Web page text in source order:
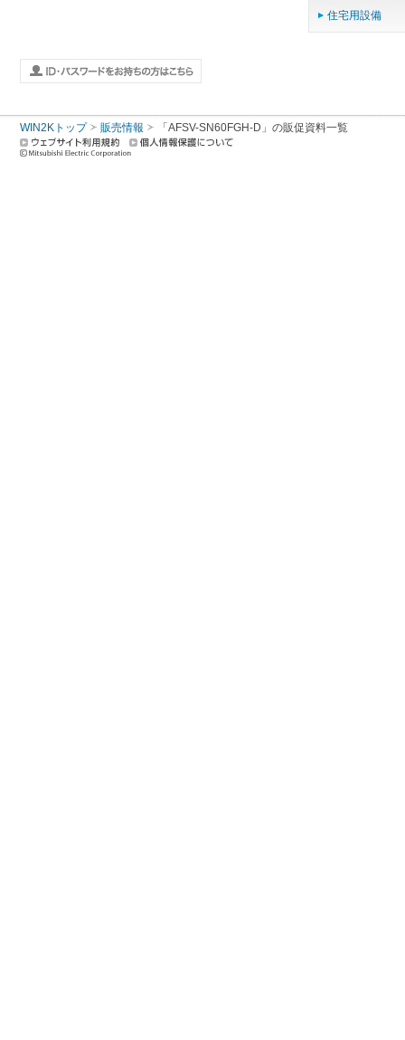
住宅用設備
WIN2Kトップ 販売情報 「AFSV-SN60FGH-D」の販促資料一覧